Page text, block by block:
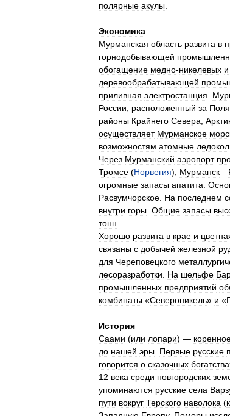
полярные акулы
Экономика
Мурманская область развита в
горнодобывающей
обогащение медно-никелевых и
деревообрабатывающей
приливная электростанция
России
расположенный за
районы Крайнего Севера
осуществляет Мурманское
возможностям атомные
Через Мурманский аэропорт
Тромсе (Норвегия), Мурманск—
огромные запасы апатита
Расвумчорское На последнем
внутри горы Общие запасы
тонн
Хорошо развита в крае и
связаны с добычей железной
для Череповецкого
лесоразработки
На шельфе
промышленных предприятий
комбинаты «Североникель» и «
История
Саами (или лопари) —
до нашей эры Первые русские
говорится о сказочных
12 века среди новгородских
упоминаются русские села
пути вокруг Терского наволока (